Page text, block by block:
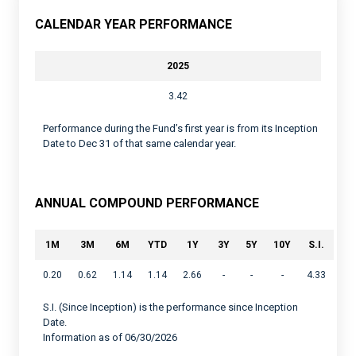
CALENDAR YEAR PERFORMANCE
2025
3.42
Performance during the Fund’s first year is from its Inception
Date to Dec 31 of that same calendar year.
ANNUAL COMPOUND PERFORMANCE
1M 3M 6M YTD 1Y 3Y 5Y 10Y S.I.
0.20 0.62 1.14 1.14 2.66 - - - 4.33
S.I. (Since Inception) is the performance since Inception
Date.
Information as of 06/30/2026